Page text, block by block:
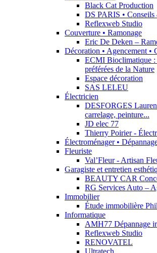
Black Cat Production
DS PARIS •
Reflexweb Studio
Couverture • Ramonage
Eric De Deken –
Décoration • Agencement •
ECMI Bioclimatique :
préférées de la Nature
Espace décoration
SAS LELEU
Électricien
DESFORGES
carrelage, peinture...
JD elec 77
Thierry Poirier -
Électroménager •
Fleuriste
Val’Fleur - Artisan
Garagiste et entretien
BEAUTY CAR
RG Services Auto –
Immobilier
Étude immobilière
Informatique
AMH77 Dépannage
Reflexweb Studio
RENOVATEL